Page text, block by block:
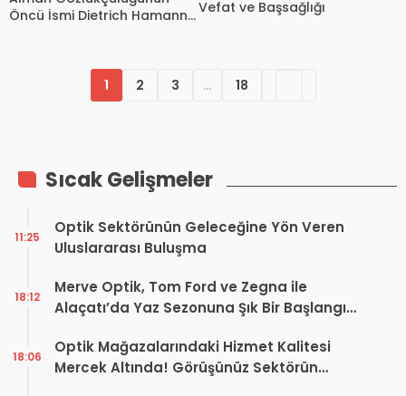
Öncü İsmi Dietrich Hamann
Vefat ve Başsağlığı
1 2 3 … 18
Sıcak Gelişmeler
Optik Sektörünün Geleceğine Yön Veren
Uluslararası Buluşma
11:25
Merve Optik, Tom Ford ve Zegna ile
Alaçatı’da Yaz Sezonuna Şık Bir Başlangıç ​​
18:12
Optik Mağazalarındaki Hizmet Kalitesi
Mercek Altında! Görüşünüz Sektörün
18:06